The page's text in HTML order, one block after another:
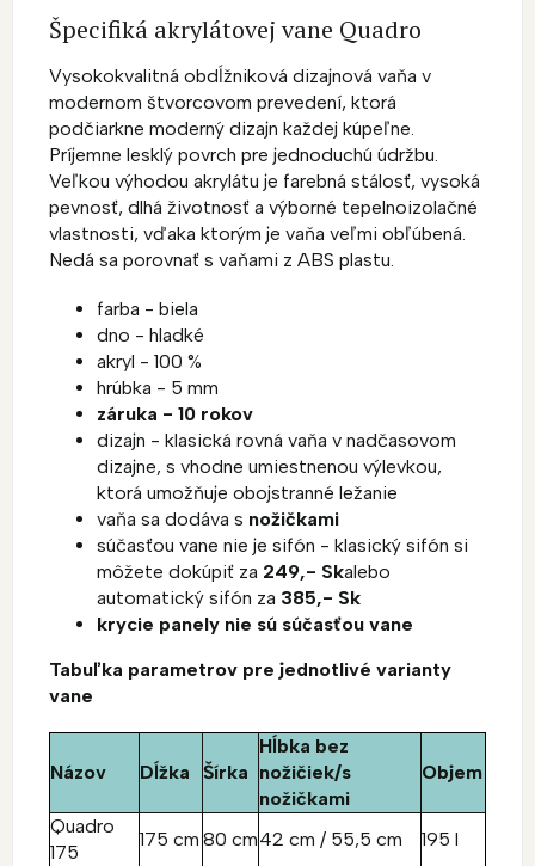
Špecifiká akrylátovej vane Quadro
Vysokokvalitná obdĺžniková dizajnová vaňa v
modernom štvorcovom prevedení, ktorá
podčiarkne moderný dizajn každej kúpeľne.
Príjemne lesklý povrch pre jednoduchú údržbu.
Veľkou výhodou akrylátu je farebná stálosť, vysoká
pevnosť, dlhá životnosť a výborné tepelnoizolačné
vlastnosti, vďaka ktorým je vaňa veľmi obľúbená.
Nedá sa porovnať s vaňami z ABS plastu.
farba - biela
dno - hladké
akryl - 100 %
hrúbka - 5 mm
záruka - 10 rokov
dizajn - klasická rovná vaňa v nadčasovom
dizajne, s vhodne umiestnenou výlevkou,
ktorá umožňuje obojstranné ležanie
vaňa sa dodáva s nožičkami
súčasťou vane nie je sifón - klasický sifón si
môžete dokúpiť za 249,- Skalebo
automatický sifón za 385,- Sk
krycie panely nie sú súčasťou vane
Tabuľka parametrov pre jednotlivé varianty
vane
Názov Dĺžka Šírka
Hĺbka bez
nožičiek/s
nožičkami
Objem
Quadro
175
175 cm 80 cm42 cm / 55,5 cm
195 l